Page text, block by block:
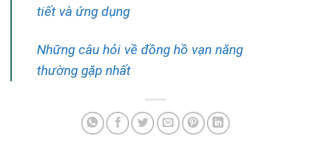
tiết và ứng dụng
Những câu hỏi về đồng hồ vạn năng
thường gặp nhất